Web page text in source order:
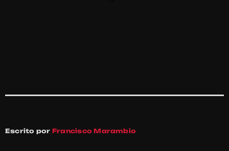
Escrito por Francisco Marambio